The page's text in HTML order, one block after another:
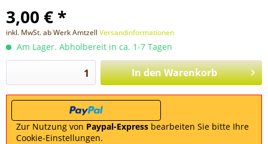
3,00 € *
inkl. MwSt. ab Werk Amtzell Versandinformationen
Am Lager. Abholbereit in ca. 1-7 Tagen
In denWarenkorb
Zur Nutzung von Paypal-Express bearbeiten Sie bitte Ihre
Cookie-Einstellungen.